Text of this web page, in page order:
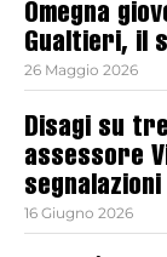
Omegna
Gualtieri, il
26 Maggio 2026
Disagi su
assessore
segnalazioni
16 Giugno 2026